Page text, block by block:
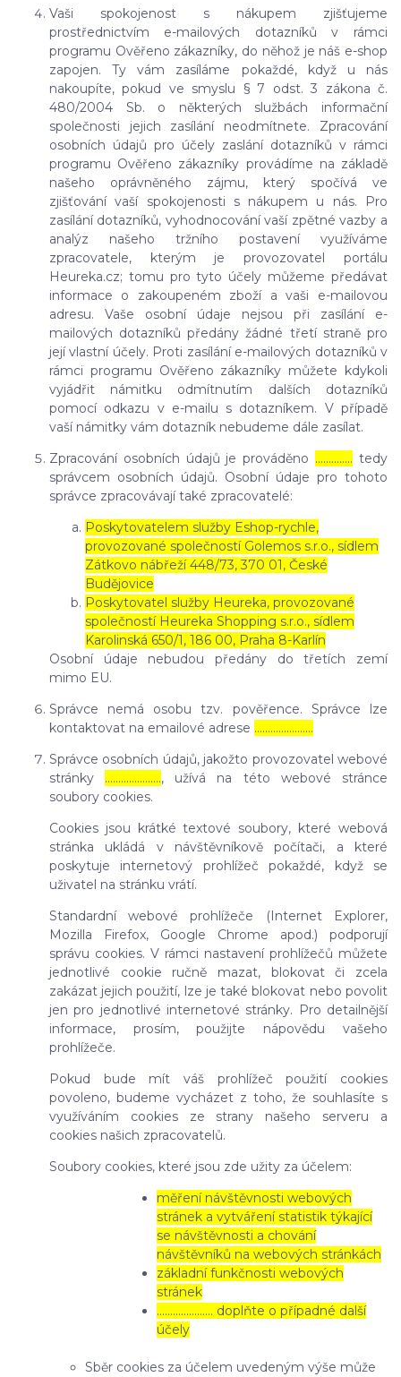
Vaši spokojenost s nákupem zjišťujeme
prostřednictvím e-mailových dotazníků v rámci
programu Ověřeno zákazníky, do něhož je náš e-shop
zapojen. Ty vám zasíláme pokaždé, když u nás
nakoupíte, pokud ve smyslu § 7 odst. 3 zákona č.
480/2004 Sb. o některých službách informační
společnosti jejich zasílání neodmítnete. Zpracování
osobních údajů pro účely zaslání dotazníků v rámci
programu Ověřeno zákazníky provádíme na základě
našeho oprávněného zájmu, který spočívá ve
zjišťování vaší spokojenosti s nákupem u nás. Pro
zasílání dotazníků, vyhodnocování vaší zpětné vazby a
analýz našeho tržního postavení využíváme
zpracovatele, kterým je provozovatel portálu
Heureka.cz; tomu pro tyto účely můžeme předávat
informace o zakoupeném zboží a vaši e-mailovou
adresu. Vaše osobní údaje nejsou při zasílání e-
mailových dotazníků předány žádné třetí straně pro
její vlastní účely. Proti zasílání e-mailových dotazníků v
rámci programu Ověřeno zákazníky můžete kdykoli
vyjádřit námitku odmítnutím dalších dotazníků
pomocí odkazu v e-mailu s dotazníkem. V případě
vaší námitky vám dotazník nebudeme dále zasílat.
Zpracování osobních údajů je prováděno ………….. tedy
správcem osobních údajů. Osobní údaje pro tohoto
správce zpracovávají také zpracovatelé:
Poskytovatelem služby Eshop-rychle,
provozované společností Golemos s.r.o., sídlem
Zátkovo nábřeží 448/73, 370 01, České
Budějovice
Poskytovatel služby Heureka, provozované
společností Heureka Shopping s.r.o., sídlem
Karolinská 650/1, 186 00, Praha 8-Karlín
Osobní údaje nebudou předány do třetích zemí
mimo EU.
Správce nemá osobu tzv. pověřence. Správce lze
kontaktovat na emailové adrese ………………….
Správce osobních údajů, jakožto provozovatel webové
stránky …………………, užívá na této webové stránce
soubory cookies.
Cookies jsou krátké textové soubory, které webová
stránka ukládá v návštěvníkově počítači, a které
poskytuje internetový prohlížeč pokaždé, když se
uživatel na stránku vrátí.
Standardní webové prohlížeče (Internet Explorer,
Mozilla Firefox, Google Chrome apod.) podporují
správu cookies. V rámci nastavení prohlížečů můžete
jednotlivé cookie ručně mazat, blokovat či zcela
zakázat jejich použití, lze je také blokovat nebo povolit
jen pro jednotlivé internetové stránky. Pro detailnější
informace, prosím, použijte nápovědu vašeho
prohlížeče.
Pokud bude mít váš prohlížeč použití cookies
povoleno, budeme vycházet z toho, že souhlasíte s
využíváním cookies ze strany našeho serveru a
cookies našich zpracovatelů.
Soubory cookies, které jsou zde užity za účelem:
měření návštěvnosti webových
stránek a vytváření statistik týkající
se návštěvnosti a chování
návštěvníků na webových stránkách
základní funkčnosti webových
stránek
………………… doplňte o případné další
účely
Sběr cookies za účelem uvedeným výše může